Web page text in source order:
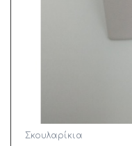
Σκουλαρίκια